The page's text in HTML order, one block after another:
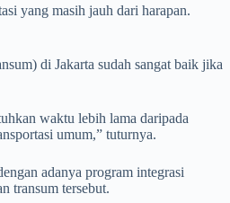
yang masih jauh dari harapan.
di Jakarta sudah sangat baik jika
waktu lebih lama daripada
umum,” tuturnya.
adanya program integrasi
transum tersebut.